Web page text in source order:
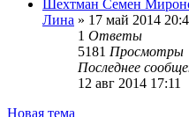
Шехтман Семен
Лина » 17 май 2014
1 Ответы
5181 Просмотры
Последнее
12 авг 2014 17:11
Новая тема